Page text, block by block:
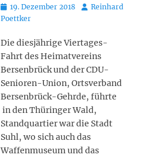
Posted
on
19. Dezember 2018 AutorReinhard
Poettker
Die diesjährige Viertages-
Fahrt des Heimatvereins
Bersenbrück und der CDU-
Senioren-Union, Ortsverband
Bersenbrück-Gehrde, führte
in den Thüringer Wald,
Standquartier war die Stadt
Suhl, wo sich auch das
Waffenmuseum und das